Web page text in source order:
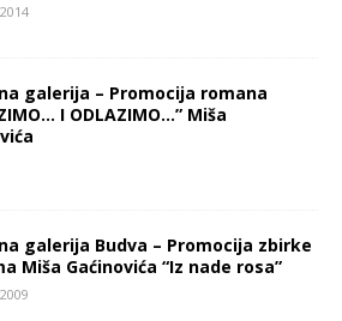
galerija – Promocija romana
I ODLAZIMO…” Miša
galerija Budva – Promocija zbirke
Miša Gaćinovića “Iz nade rosa”